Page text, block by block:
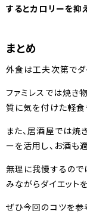
するとカロリーを抑
まとめ
外食は工夫次第でダ
ファミレスでは焼き
質に気を付けた軽食
また、居酒屋では焼
ーを活用し、お酒も
無理に我慢するので
みながらダイエット
ぜひ今回のコツを参